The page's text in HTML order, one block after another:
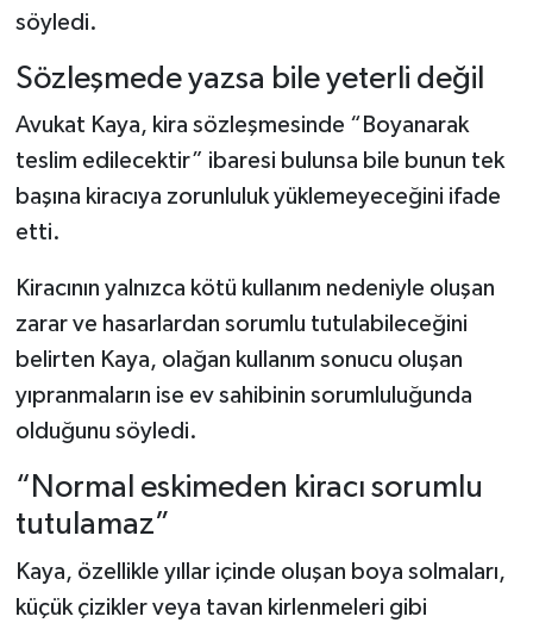
söyledi.
Sözleşmede yazsa bile yeterli değil
Avukat Kaya, kira sözleşmesinde “Boyanarak
teslim edilecektir” ibaresi bulunsa bile bunun tek
başına kiracıya zorunluluk yüklemeyeceğini ifade
etti.
Kiracının yalnızca kötü kullanım nedeniyle oluşan
zarar ve hasarlardan sorumlu tutulabileceğini
belirten Kaya, olağan kullanım sonucu oluşan
yıpranmaların ise ev sahibinin sorumluluğunda
olduğunu söyledi.
“Normal eskimeden kiracı sorumlu
tutulamaz”
Kaya, özellikle yıllar içinde oluşan boya solmaları,
küçük çizikler veya tavan kirlenmeleri gibi